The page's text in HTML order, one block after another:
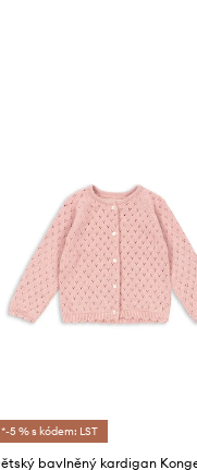
*-5 % s kódem: LST